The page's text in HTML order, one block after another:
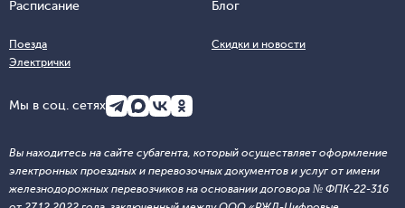
Расписание
Поезда
Электрички
Блог
Скидки и новости
Мы в соц. сетях
Вы находитесь на сайте субагента, который осуществляет оформление
электронных проездных и перевозочных документов и услуг от имени
железнодорожных перевозчиков на основании договора № ФПК-22-316